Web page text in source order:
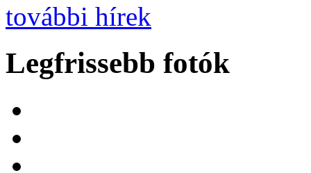
további hírek
Legfrissebb fotók